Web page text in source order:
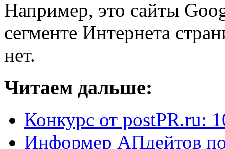
Например, это сайты
сегменте Интернета
нет.
Читаем дальше:
Конкурс от postPR.ru:
Информер АПдейтов